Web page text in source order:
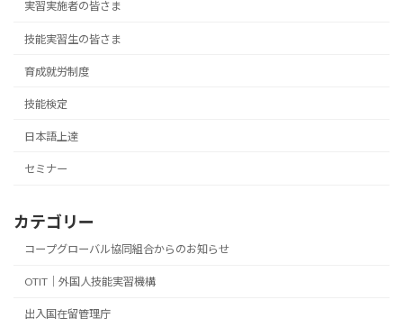
実習実施者の皆さま
技能実習生の皆さま
育成就労制度
技能検定
日本語上達
セミナー
カテゴリー
コープグローバル協同組合からのお知らせ
OTIT｜外国人技能実習機構
出入国在留管理庁